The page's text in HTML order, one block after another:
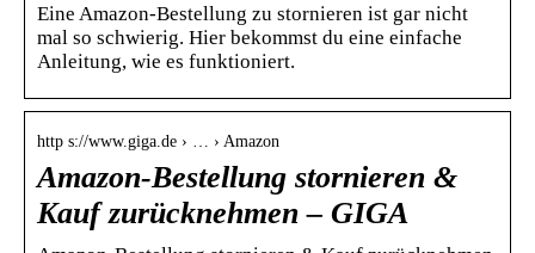
Eine Amazon-Bestellung zu stornieren ist gar nicht
mal so schwierig. Hier bekommst du eine einfache
Anleitung, wie es funktioniert.
http s://www.giga.de › … › Amazon
Amazon-Bestellung stornieren &
Kauf zurücknehmen – GIGA